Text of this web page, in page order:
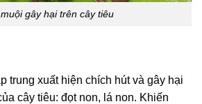
gây hại trên cây tiêu
trung xuất hiện chích hút và gây hại
cây tiêu: đọt non, lá non. Khiến